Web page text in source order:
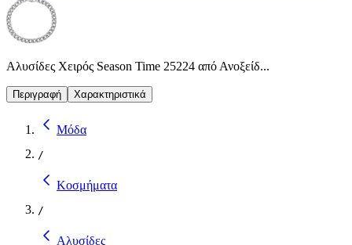
Αλυσίδες Χειρός Season Time 25224 από Ανοξείδ...
Περιγραφή Χαρακτηριστικά
Μόδα
/
Κοσμήματα
/
Αλυσίδες